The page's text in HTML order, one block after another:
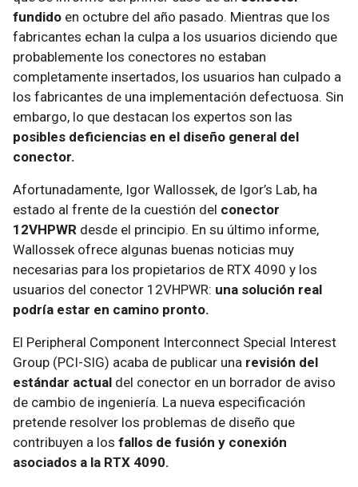
fundido en octubre del año pasado. Mientras que los
fabricantes echan la culpa a los usuarios diciendo que
probablemente los conectores no estaban
completamente insertados, los usuarios han culpado a
los fabricantes de una implementación defectuosa. Sin
embargo, lo que destacan los expertos son las
posibles deficiencias en el diseño general del
conector.
Afortunadamente, Igor Wallossek, de Igor’s Lab, ha
estado al frente de la cuestión del conector
12VHPWR desde el principio. En su último informe,
Wallossek ofrece algunas buenas noticias muy
necesarias para los propietarios de RTX 4090 y los
usuarios del conector 12VHPWR: una solución real
podría estar en camino pronto.
El Peripheral Component Interconnect Special Interest
Group (PCI-SIG) acaba de publicar una revisión del
estándar actual del conector en un borrador de aviso
de cambio de ingeniería. La nueva especificación
pretende resolver los problemas de diseño que
contribuyen a los fallos de fusión y conexión
asociados a la RTX 4090.